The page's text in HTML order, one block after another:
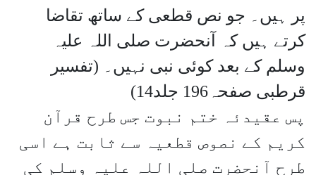
پر ہیں۔ جو نص قطعی کے ساتھ تقاضا
کرتے ہیں کہ آنحضرت صلی اللہ علیہ
وسلم کے بعد کوئی نبی نہیں۔ (تفسیر
قرطبی صفحہ196 جلد14)
پس عقیدئہ ختم نبوت جس طرح قرآن
کریم کے نصوص قطعیہ سے ثابت ہے اسی
طرح آنحضرت صلی اللہ علیہ وسلم کی